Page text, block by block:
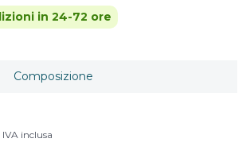
in 24-72 ore
Composizione
IVA inclusa